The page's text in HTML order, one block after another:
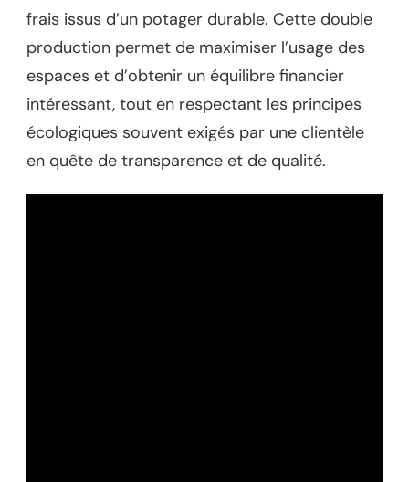
frais issus d’un potager durable. Cette double
production permet de maximiser l’usage des
espaces et d’obtenir un équilibre financier
intéressant, tout en respectant les principes
écologiques souvent exigés par une clientèle
en quête de transparence et de qualité.